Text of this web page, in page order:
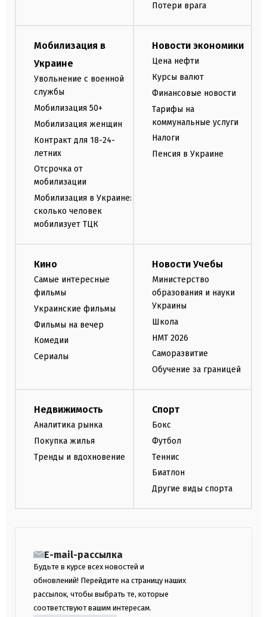
Потери врага
Мобилизация в
Украине
Увольнение с военной
службы
Мобилизация 50+
Мобилизация женщин
Контракт для 18-24-
летних
Отсрочка от
мобилизации
Мобилизация в Украине:
сколько человек
мобилизует ТЦК
Новости экономики
Цена нефти
Курсы валют
Финансовые новости
Тарифы на
коммунальные услуги
Налоги
Пенсия в Украине
Кино
Самые интересные
фильмы
Украинские фильмы
Фильмы на вечер
Комедии
Сериалы
Новости Учебы
Министерство
образования и науки
Украины
Школа
НМТ 2026
Саморазвитие
Обучение за границей
Недвижимость
Аналитика рынка
Покупка жилья
Тренды и вдохновение
Спорт
Бокс
Футбол
Теннис
Биатлон
Другие виды спорта
E-mail-рассылка
Будьте в курсе всех новостей и
обновлений! Перейдите на страницу наших
рассылок, чтобы выбрать те, которые
соответствуют вашим интересам.